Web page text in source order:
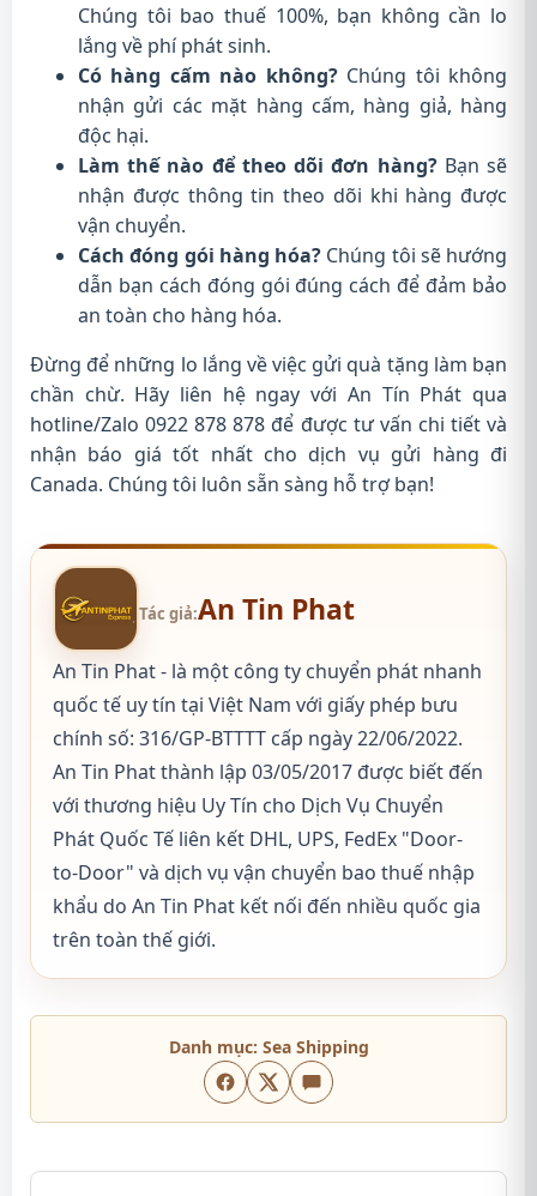
Chúng tôi bao thuế 100%, bạn không cần lo
lắng về phí phát sinh.
Có hàng cấm nào không?Chúng tôi không
nhận gửi các mặt hàng cấm, hàng giả, hàng
độc hại.
Làm thế nào để theo dõi đơn hàng?Bạn sẽ
nhận được thông tin theo dõi khi hàng được
vận chuyển.
Cách đóng gói hàng hóa? Chúng tôi sẽ hướng
dẫn bạn cách đóng gói đúng cách để đảm bảo
an toàn cho hàng hóa.
Đừng để những lo lắng về việc gửi quà tặng làm bạn
chần chừ. Hãy liên hệ ngay với An Tín Phát qua
hotline/Zalo 0922 878 878 để được tư vấn chi tiết và
nhận báo giá tốt nhất cho dịch vụ gửi hàng đi
Canada. Chúng tôi luôn sẵn sàng hỗ trợ bạn!
Tác giả:An Tin Phat
An Tin Phat - là một công ty chuyển phát nhanh
quốc tế uy tín tại Việt Nam với giấy phép bưu
chính số: 316/GP-BTTTT cấp ngày 22/06/2022.
An Tin Phat thành lập 03/05/2017 được biết đến
với thương hiệu Uy Tín cho Dịch Vụ Chuyển
Phát Quốc Tế liên kết DHL, UPS, FedEx "Door-
to-Door" và dịch vụ vận chuyển bao thuế nhập
khẩu do An Tin Phat kết nối đến nhiều quốc gia
trên toàn thế giới.
Danh mục: Sea Shipping